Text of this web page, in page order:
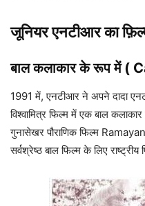
ने 2014 में बेबी बॉय अभय राम का
जूनियर एनटीआर का
बाल कलाकार के रूप में (
1991 में, एनटीआर ने अपने दादा एनटी
गुनासेखर पौराणिक फिल्म